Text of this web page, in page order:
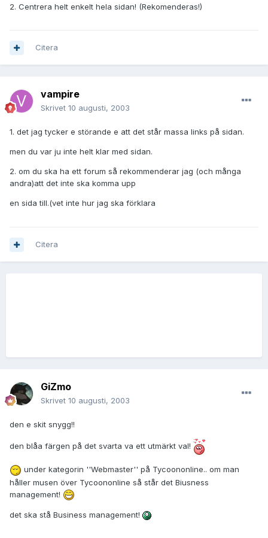
2. Centrera helt enkelt hela sidan! (Rekomenderas!)
Citera
vampire
Skrivet 10 augusti, 2003
1. det jag tycker e störande e att det står massa links på sidan.
men du var ju inte helt klar med sidan.
2. om du ska ha ett forum så rekommenderar jag (och många
andra)att det inte ska komma upp
en sida till.(vet inte hur jag ska förklara
Citera
GiZmo
Skrivet 10 augusti, 2003
den e skit snygg!!
den blåa färgen på det svarta va ett utmärkt val!
under kategorin ''Webmaster'' på Tycoononline.. om man
håller musen över Tycoononline så står det Biusness
management!
det ska stå Business management!